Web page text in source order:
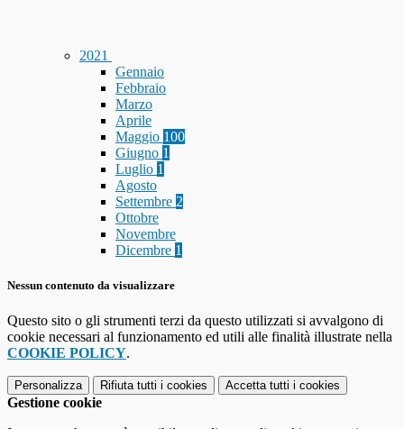
2021
Gennaio
Febbraio
Marzo
Aprile
Maggio 100
Giugno 1
Luglio 1
Agosto
Settembre 2
Ottobre
Novembre
Dicembre 1
Nessun contenuto da visualizzare
Questo sito o gli strumenti terzi da questo utilizzati si avvalgono di
cookie necessari al funzionamento ed utili alle finalità illustrate nella
COOKIE POLICY.
Personalizza Rifiuta tutti i cookies Accetta tutti i cookies
Gestione cookie